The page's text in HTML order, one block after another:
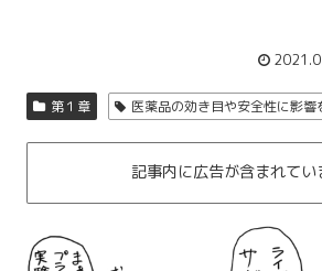
第１章 医薬品の効き目や安全性に影響
記事内に広告が含まれてい